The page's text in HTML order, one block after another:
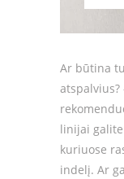
Ar būtina
linijai
kuriuose
indelį. Ar